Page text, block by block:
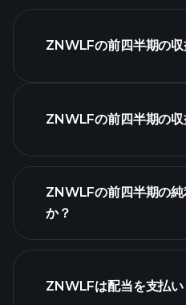
ZNWLFの前四半期の収
ZNWLFの前四半期の収
ZNWLFの前四半期の純
か？
ZNWLFは配当を支払い